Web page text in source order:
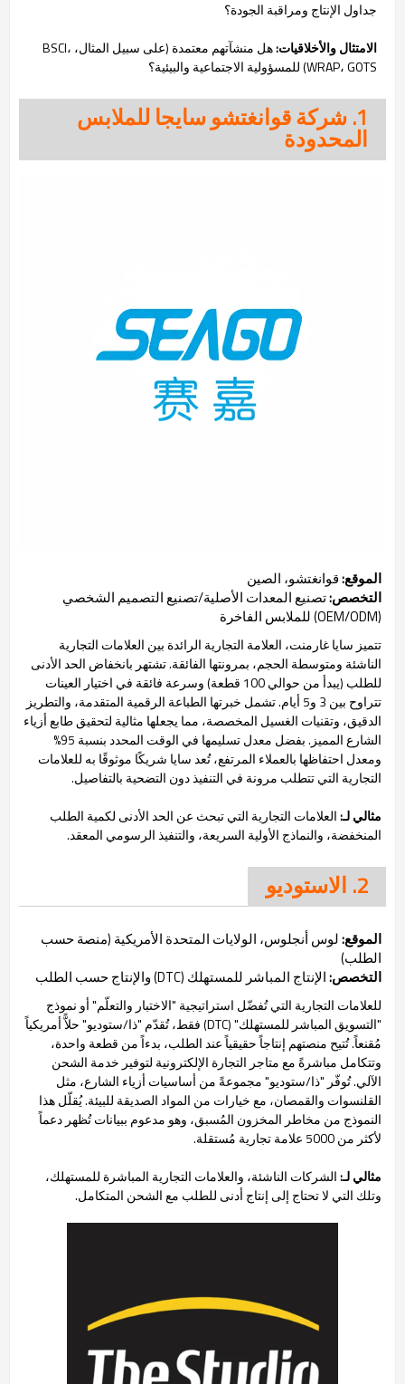
جداول الإنتاج ومراقبة الجودة؟
الامتثال والأخلاقيات:
هل منشآتهم معتمدة (على سبيل المثال، BSCI،
WRAP، GOTS) للمسؤولية الاجتماعية والبيئية؟
1. شركة قوانغتشو سايجا للملابس
المحدودة
الموقع:قوانغتشو، الصين
التخصص:تصنيع المعدات الأصلية/تصنيع التصميم الشخصي
(OEM/ODM) للملابس الفاخرة
تتميز سايا غارمنت، العلامة التجارية الرائدة بين العلامات التجارية
الناشئة ومتوسطة الحجم، بمرونتها الفائقة. تشتهر بانخفاض الحد الأدنى
للطلب (يبدأ من حوالي 100 قطعة) وسرعة فائقة في اختيار العينات
تتراوح بين 3 و5 أيام. تشمل خبرتها الطباعة الرقمية المتقدمة، والتطريز
الدقيق، وتقنيات الغسيل المخصصة، مما يجعلها مثالية لتحقيق طابع أزياء
الشارع المميز. بفضل معدل تسليمها في الوقت المحدد بنسبة 95%
ومعدل احتفاظها بالعملاء المرتفع، تُعد سايا شريكًا موثوقًا به للعلامات
التجارية التي تتطلب مرونة في التنفيذ دون التضحية بالتفاصيل.
مثالي لـ:العلامات التجارية التي تبحث عن الحد الأدنى لكمية الطلب
المنخفضة، والنماذج الأولية السريعة، والتنفيذ الرسومي المعقد.
2. الاستوديو
الموقع:لوس أنجلوس، الولايات المتحدة الأمريكية (منصة حسب
الطلب)
التخصص:الإنتاج المباشر للمستهلك (DTC) والإنتاج حسب الطلب
للعلامات التجارية التي تُفضّل استراتيجية "الاختبار والتعلّم" أو نموذج
"التسويق المباشر للمستهلك" (DTC) فقط، تُقدّم "ذا/ستوديو" حلاًّ أمريكياً
مُقنعاً. تُتيح منصتهم إنتاجاً حقيقياً عند الطلب، بدءاً من قطعة واحدة،
وتتكامل مباشرةً مع متاجر التجارة الإلكترونية لتوفير خدمة الشحن
الآلي. تُوفّر "ذا/ستوديو" مجموعةً من أساسيات أزياء الشارع، مثل
القلنسوات والقمصان، مع خيارات من المواد الصديقة للبيئة. يُقلّل هذا
النموذج من مخاطر المخزون المُسبق، وهو مدعوم ببيانات تُظهر دعماً
لأكثر من 5000 علامة تجارية مُستقلة.
مثالي لـ:الشركات الناشئة، والعلامات التجارية المباشرة للمستهلك،
وتلك التي لا تحتاج إلى إنتاج أدنى للطلب مع الشحن المتكامل.